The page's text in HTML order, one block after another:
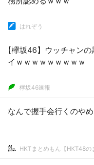
はれぞう
【欅坂46】ウッチャン
イｗｗｗｗｗｗｗｗｗ
欅坂46速報
なんで握手会行くのや
HKTまとめもん【HKT48の